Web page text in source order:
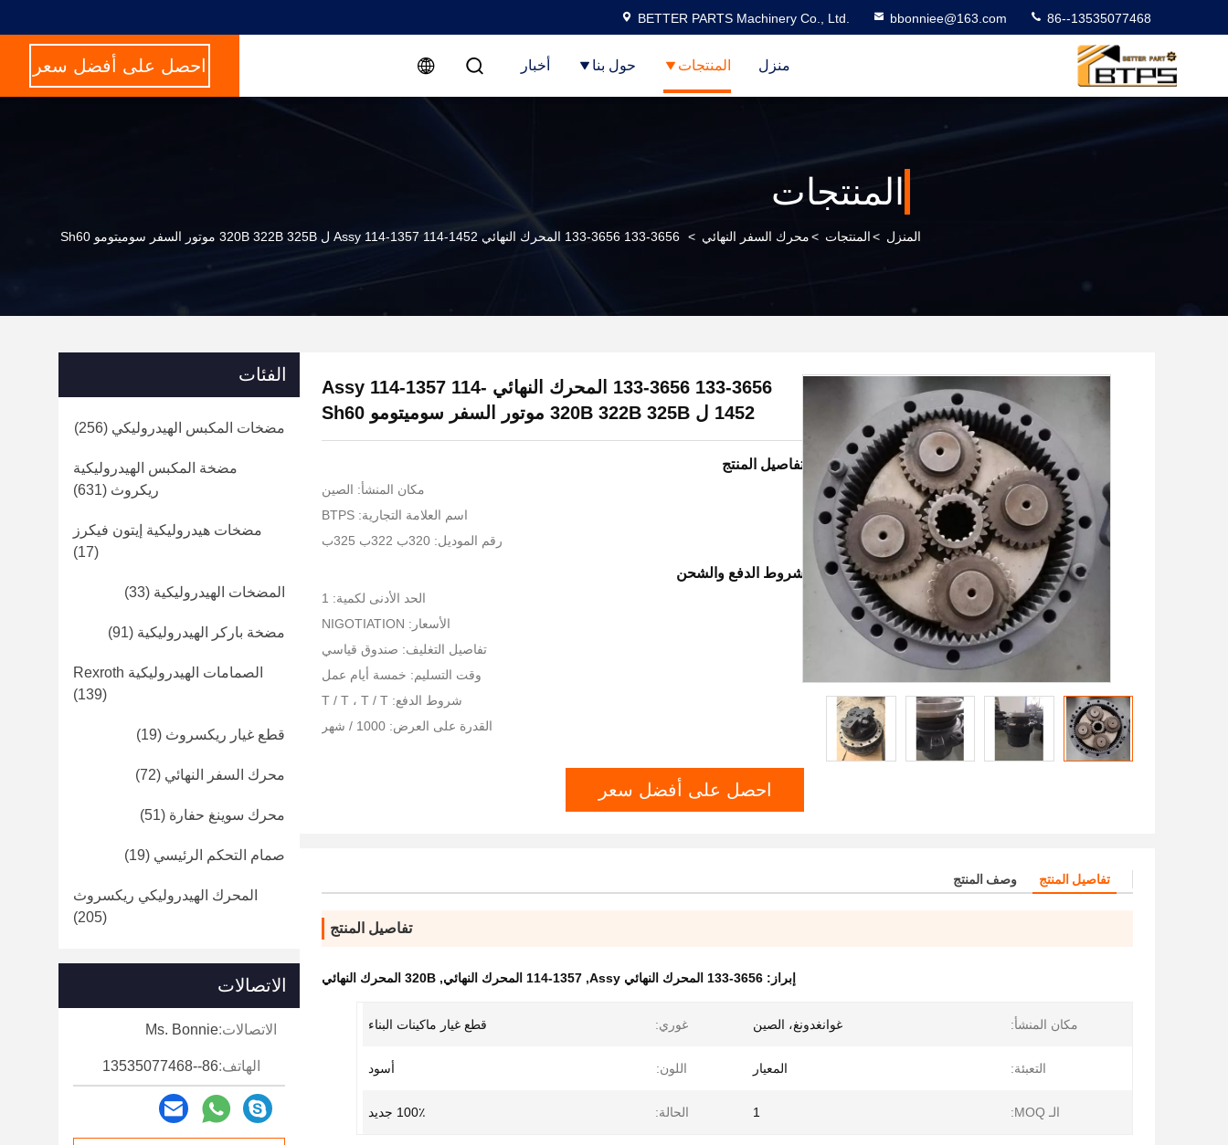
BETTER PARTS Machinery Co., Ltd. bbonniee@163.com 86--13535077468
منزل المنتجات حول بنا أخبار احصل على أفضل سعر
المنتجات
المنزل >المنتجات >محرك السفر النهائي > 133-3656 133-3656 المحرك النهائي Assy 114-1357 114-1452 ل 320B 322B 325B موتور السفر سوميتومو Sh60
133-3656 133-3656 المحرك النهائي Assy 114-1357 114-
1452 ل 320B 322B 325B موتور السفر سوميتومو Sh60
تفاصيل المنتج
مكان المنشأ: الصين
اسم العلامة التجارية: BTPS
رقم الموديل: 320ب 322ب 325ب
شروط الدفع والشحن
الحد الأدنى لكمية: 1
الأسعار: NIGOTIATION
تفاصيل التغليف: صندوق قياسي
وقت التسليم: خمسة أيام عمل
شروط الدفع: T / T ، T / T
القدرة على العرض: 1000 / شهر
احصل على أفضل سعر
تفاصيل المنتج وصف المنتج
تفاصيل المنتج
إبراز: 133-3656 المحرك النهائي Assy , 114-1357 المحرك النهائي , 320B المحرك النهائي
مكان المنشأ: غوانغدونغ، الصين غوري: قطع غيار ماكينات البناء
التعبئة: المعيار اللون: أسود
الـ MOQ: 1 الحالة: 100٪ جديد
الفئات
مضخات المكبس الهيدروليكي (256)
مضخة المكبس الهيدروليكية
ريكروث (631)
مضخات هيدروليكية إيتون فيكرز
(17)
المضخات الهيدروليكية (33)
مضخة باركر الهيدروليكية (91)
الصمامات الهيدروليكية Rexroth
(139)
قطع غيار ريكسروث (19)
محرك السفر النهائي (72)
محرك سوينغ حفارة (51)
صمام التحكم الرئيسي (19)
المحرك الهيدروليكي ريكسروث
(205)
الاتصالات
الاتصالات:Ms. Bonnie
الهاتف:86--13535077468